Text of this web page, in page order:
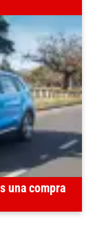
una compra